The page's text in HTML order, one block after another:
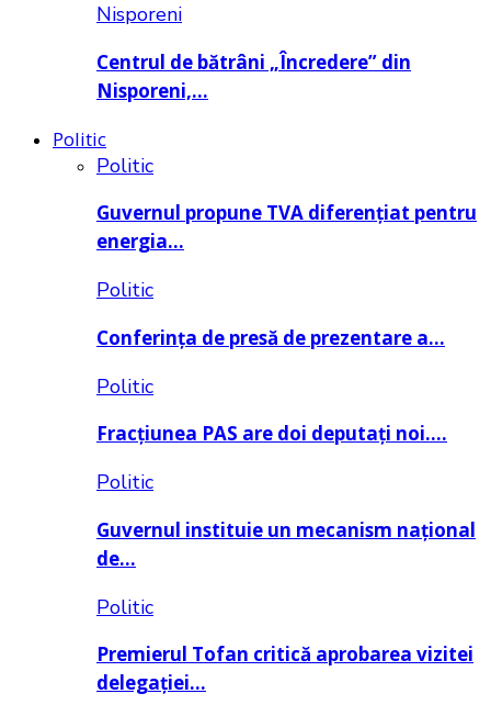
Nisporeni
Centrul de bătrâni „Încredere” din
Nisporeni,…
Politic
Politic
Guvernul propune TVA diferențiat pentru
energia…
Politic
Conferința de presă de prezentare a…
Politic
Fracțiunea PAS are doi deputați noi….
Politic
Guvernul instituie un mecanism național
de…
Politic
Premierul Tofan critică aprobarea vizitei
delegației…